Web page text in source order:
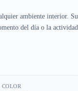
ambiente interior. Su
del día o la actividad.